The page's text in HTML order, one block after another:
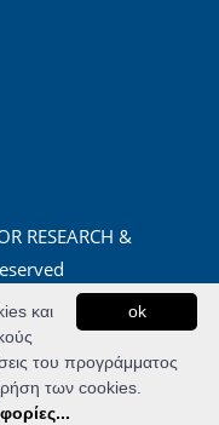
RESEARCH &
ok
και
του προγράμματος
των cookies.